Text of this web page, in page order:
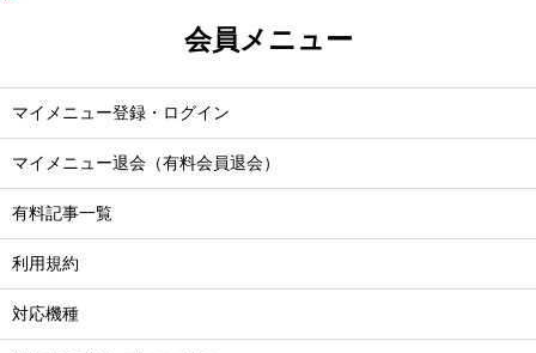
会員メニュー
マイメニュー登録・ログイン
マイメニュー退会（有料会員退会）
有料記事一覧
利用規約
対応機種